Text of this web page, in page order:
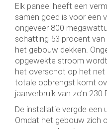
Elk paneel heeft een
samen goed is voor een
ongeveer 800
schatting 53 procent
het gebouw dekken.
opgewekte stroom
het overschot op het net
totale opbrengst komt
jaarverbruik van zo’n 230
De installatie vergde een
Omdat het gebouw zich